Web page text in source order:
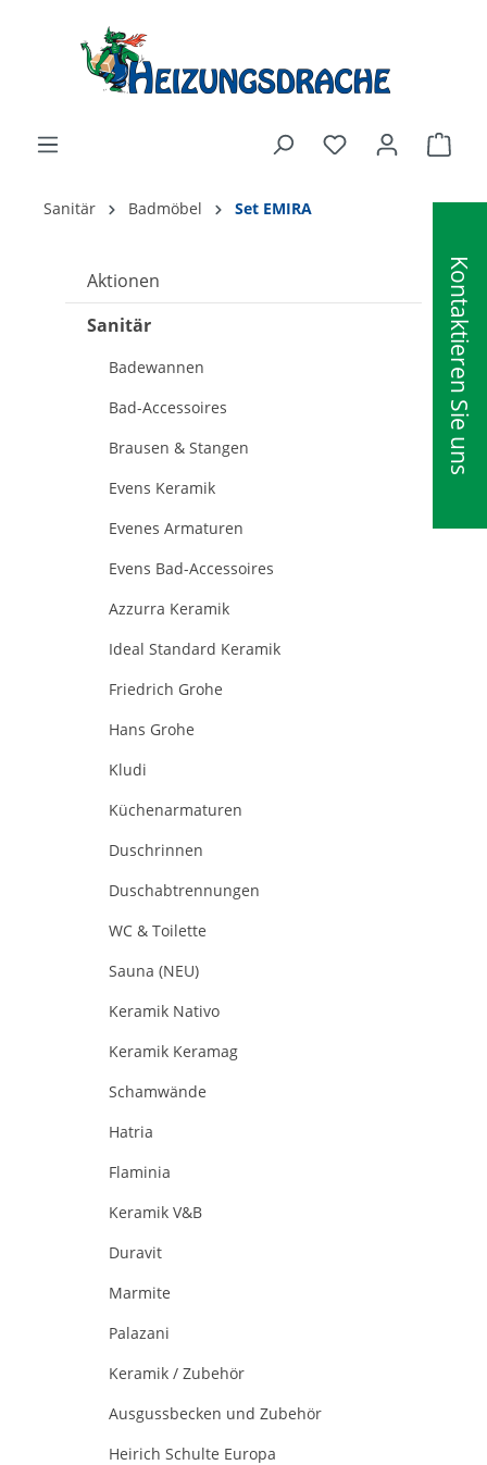
Kontaktieren Sie uns
Sanitär Badmöbel Set EMIRA
Aktionen
Sanitär
Badewannen
Bad-Accessoires
Brausen & Stangen
Evens Keramik
Evenes Armaturen
Evens Bad-Accessoires
Azzurra Keramik
Ideal Standard Keramik
Friedrich Grohe
Hans Grohe
Kludi
Küchenarmaturen
Duschrinnen
Duschabtrennungen
WC & Toilette
Sauna (NEU)
Keramik Nativo
Keramik Keramag
Schamwände
Hatria
Flaminia
Keramik V&B
Duravit
Marmite
Palazani
Keramik / Zubehör
Ausgussbecken und Zubehör
Heirich Schulte Europa